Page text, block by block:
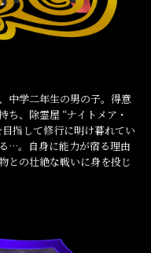
中学二年生の男の子。得意
、除霊屋 “ナイトメア・
指して修行に明け暮れてい
…。自身に能力が宿る理由
との壮絶な戦いに身を投じ